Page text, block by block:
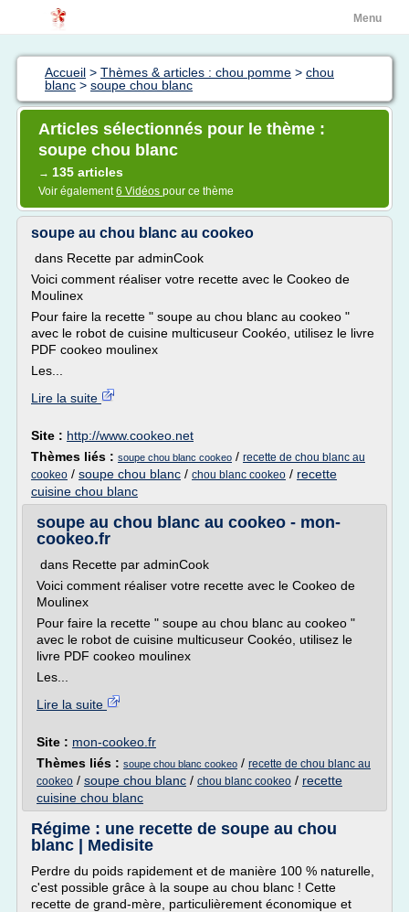
Menu
Accueil > Thèmes & articles : chou pomme > chou
blanc > soupe chou blanc
Articles sélectionnés pour le thème :
soupe chou blanc
→ 135 articles
Voir également6 Vidéos pour ce thème
soupe au chou blanc au cookeo
dans Recette par adminCook
Voici comment réaliser votre recette avec le Cookeo de
Moulinex
Pour faire la recette " soupe au chou blanc au cookeo "
avec le robot de cuisine multicuseur Cookéo, utilisez le livre
PDF cookeo moulinex
Les...
Lire la suite
Site : http://www.cookeo.net
Thèmes liés : soupe chou blanc cookeo / recette de chou blanc au
cookeo / soupe chou blanc / chou blanc cookeo / recette
cuisine chou blanc
soupe au chou blanc au cookeo - mon-
cookeo.fr
dans Recette par adminCook
Voici comment réaliser votre recette avec le Cookeo de
Moulinex
Pour faire la recette " soupe au chou blanc au cookeo "
avec le robot de cuisine multicuseur Cookéo, utilisez le
livre PDF cookeo moulinex
Les...
Lire la suite
Site : mon-cookeo.fr
Thèmes liés : soupe chou blanc cookeo / recette de chou blanc au
cookeo / soupe chou blanc / chou blanc cookeo / recette
cuisine chou blanc
Régime : une recette de soupe au chou
blanc | Medisite
Perdre du poids rapidement et de manière 100 % naturelle,
c'est possible grâce à la soupe au chou blanc ! Cette
recette de grand-mère, particulièrement économique et